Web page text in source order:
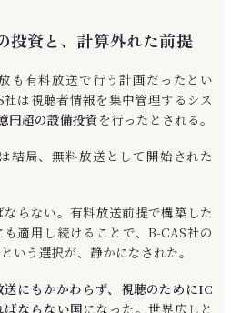
資と、計算外れた前提
も有料放送で行う計画だったとい
は視聴者情報を集中管理するシス
円超の設備投資を行ったとされる。
結局、無料放送として開始された
らない。有料放送前提で構築した
適用し続けることで、B-CAS社の
う選択が、静かになされた。
送にもかかわらず、視聴のためにIC
ばならない国になった。世界広しと